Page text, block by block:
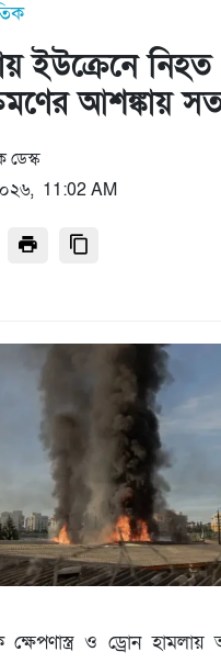
ইউক্রেনে
আশঙ্কায়
ডেস্ক
11:02 AM
ক্ষেপণাস্ত্র ও ড্রোন